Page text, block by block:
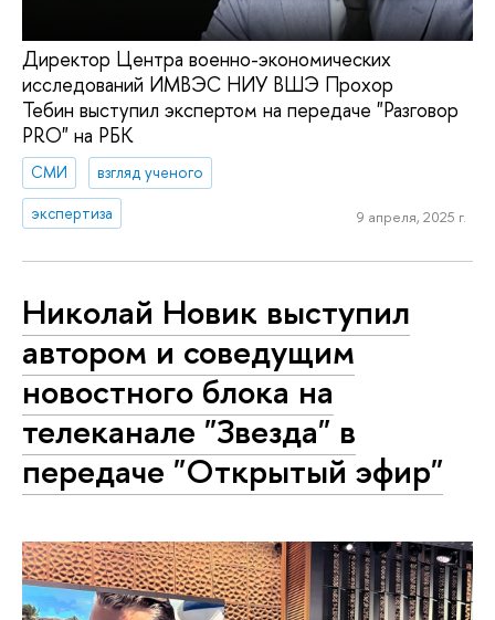
Директор Центра военно-экономических
исследований ИМВЭС НИУ ВШЭ Прохор
Тебин выступил экспертом на передаче "Разговор
PRO" на РБК
СМИ
взгляд ученого
экспертиза
9 апреля, 2025 г.
Николай Новик выступил
автором и соведущим
новостного блока на
телеканале "Звезда" в
передаче "Открытый эфир"